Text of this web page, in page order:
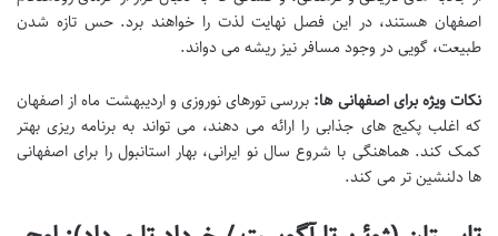
اصفهان هستند، در این فصل نهایت لذت را خواهند برد. حس تازه شدن
طبیعت، گویی در وجود مسافر نیز ریشه می دواند.
نکات ویژه برای اصفهانی ها: بررسی تورهای نوروزی و اردیبهشت ماه از اصفهان
که اغلب پکیج های جذابی را ارائه می دهند، می تواند به برنامه ریزی بهتر
کمک کند. هماهنگی با شروع سال نو ایرانی، بهار استانبول را برای اصفهانی
ها دلنشین تر می کند.